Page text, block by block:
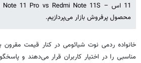
محصول پرفروش بازار می‌پردازیم.
خانواده ردمی نوت شیائومی در کنار قیمت مقرون
مناسبی را در اختیار کاربران قرار می‌دهند و